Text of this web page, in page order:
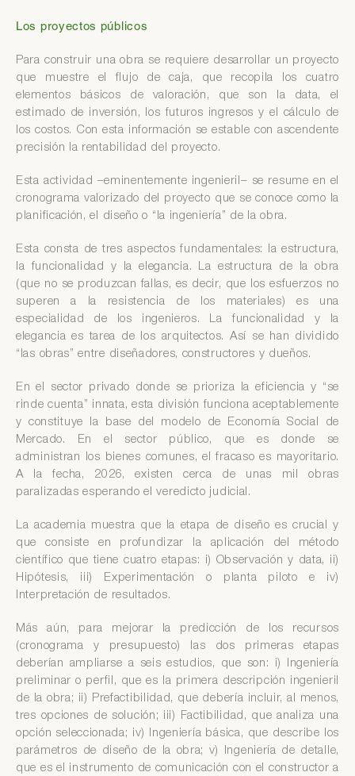
Los proyectos públicos
Para construir una obra se requiere desarrollar un proyecto
que muestre el flujo de caja, que recopila los cuatro
elementos básicos de valoración, que son la data, el
estimado de inversión, los futuros ingresos y el cálculo de
los costos. Con esta información se estable con ascendente
precisión la rentabilidad del proyecto.
Esta actividad –eminentemente ingenieril– se resume en el
cronograma valorizado del proyecto que se conoce como la
planificación, el diseño o “la ingeniería” de la obra.
Esta consta de tres aspectos fundamentales: la estructura,
la funcionalidad y la elegancia. La estructura de la obra
(que no se produzcan fallas, es decir, que los esfuerzos no
superen a la resistencia de los materiales) es una
especialidad de los ingenieros. La funcionalidad y la
elegancia es tarea de los arquitectos. Así se han dividido
“las obras” entre diseñadores, constructores y dueños.
En el sector privado donde se prioriza la eficiencia y “se
rinde cuenta” innata, esta división funciona aceptablemente
y constituye la base del modelo de Economía Social de
Mercado. En el sector público, que es donde se
administran los bienes comunes, el fracaso es mayoritario.
A la fecha, 2026, existen cerca de unas mil obras
paralizadas esperando el veredicto judicial.
La academia muestra que la etapa de diseño es crucial y
que consiste en profundizar la aplicación del método
científico que tiene cuatro etapas: i) Observación y data, ii)
Hipótesis, iii) Experimentación o planta piloto e iv)
Interpretación de resultados.
Más aún, para mejorar la predicción de los recursos
(cronograma y presupuesto) las dos primeras etapas
deberían ampliarse a seis estudios, que son: i) Ingeniería
preliminar o perfil, que es la primera descripción ingenieril
de la obra; ii) Prefactibilidad, que debería incluir, al menos,
tres opciones de solución; iii) Factibilidad, que analiza una
opción seleccionada; iv) Ingeniería básica, que describe los
parámetros de diseño de la obra; v) Ingeniería de detalle,
que es el instrumento de comunicación con el constructor a